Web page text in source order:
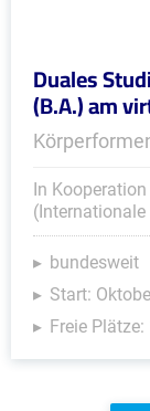
Duales
(B.A.) am
In
bundesweit
Start:
Freie Plätze: